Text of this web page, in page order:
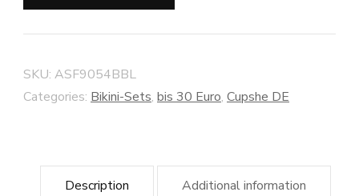
SKU: ASF9054BBL
Categories: Bikini-Sets, bis 30 Euro, Cupshe DE
Description Additional information